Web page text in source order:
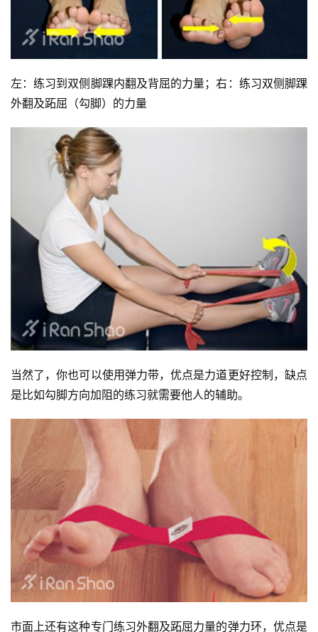
左：练习到双侧脚踝内翻及背屈的力量；右：练习双侧脚踝
外翻及跖屈（勾脚）的力量
当然了，你也可以使用弹力带，优点是力道更好控制，缺点
是比如勾脚方向加阻的练习就需要他人的辅助。
市面上还有这种专门练习外翻及跖屈力量的弹力环，优点是